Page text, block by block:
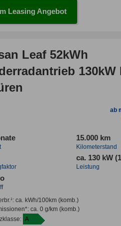
Leasing Angebot
Leaf 52kWh
130kW
ab
15.000 km
Kilometerstand
ca. 130 kW
Leistung
ca. kWh/100km(komb.)
: ca. 0 g/km(komb.)
A